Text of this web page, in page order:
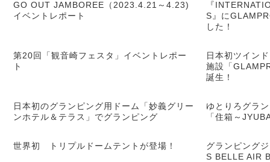
GO OUT JAMBOREE（2023.4.21～4.23)
イベントレポート
『
S』に
した！
第20回「観音崎フェスタ」イベントレポー
ト
日本初ツイン
施設「
誕生！
日本初のグランピング用ドーム「妙義グリー
ンホテル＆テラス」でグランピング
ゆとりろグラ
「住箱～
世界初 トリプルドームテントが登場！
グランピング
S BELLE AIR